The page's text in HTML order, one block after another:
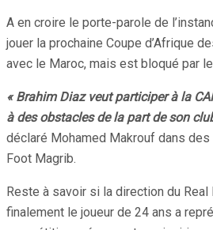
A en croire le porte-parole de
jouer la prochaine Coupe d’Afrique
avec le Maroc, mais est bloqué par
« Brahim Diaz veut participer à la
à des obstacles de la part de son
déclaré Mohamed Makrouf dans
Foot Magrib.
Reste à savoir si la direction du
finalement le joueur de 24 ans a